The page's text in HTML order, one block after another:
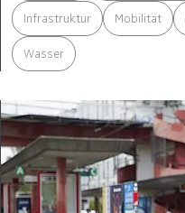
Infrastruktur Mobilität
Wasser